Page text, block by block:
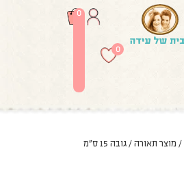
0
0
/ מוצר תאורה / גובה 15 ס"מ